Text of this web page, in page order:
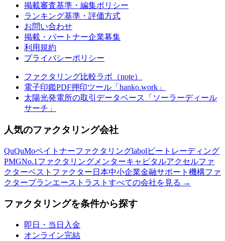
掲載審査基準・編集ポリシー
ランキング基準・評価方式
お問い合わせ
掲載・パートナー企業募集
利用規約
プライバシーポリシー
ファクタリング比較ラボ（note）
電子印鑑PDF押印ツール「hanko.work」
太陽光発電所の取引データベース「ソーラーディール
サーチ」
人気のファクタリング会社
QuQuMoペイトナーファクタリングlabol ビートレーディング
PMGNo.1ファクタリング メンターキャピタルアクセルファ
クターベストファクター 日本中小企業金融サポート機構ファ
クタープランエーストラスト すべての会社を見る →
ファクタリングを条件から探す
即日・当日入金
オンライン完結